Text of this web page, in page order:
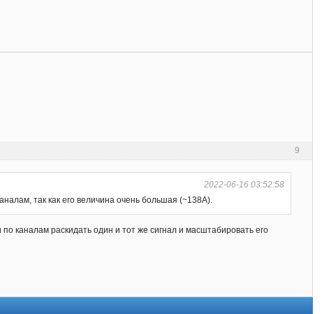
9
2022-06-16 03:52:58
так как его величина очень большая (~138А).
каналам раскидать один и тот же сигнал и масштабировать его